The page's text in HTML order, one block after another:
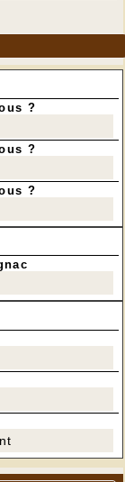
commune,
à
pas
en
l'eau est
sable,
de l'eau
le moment
fortes
dans les
?
?
?